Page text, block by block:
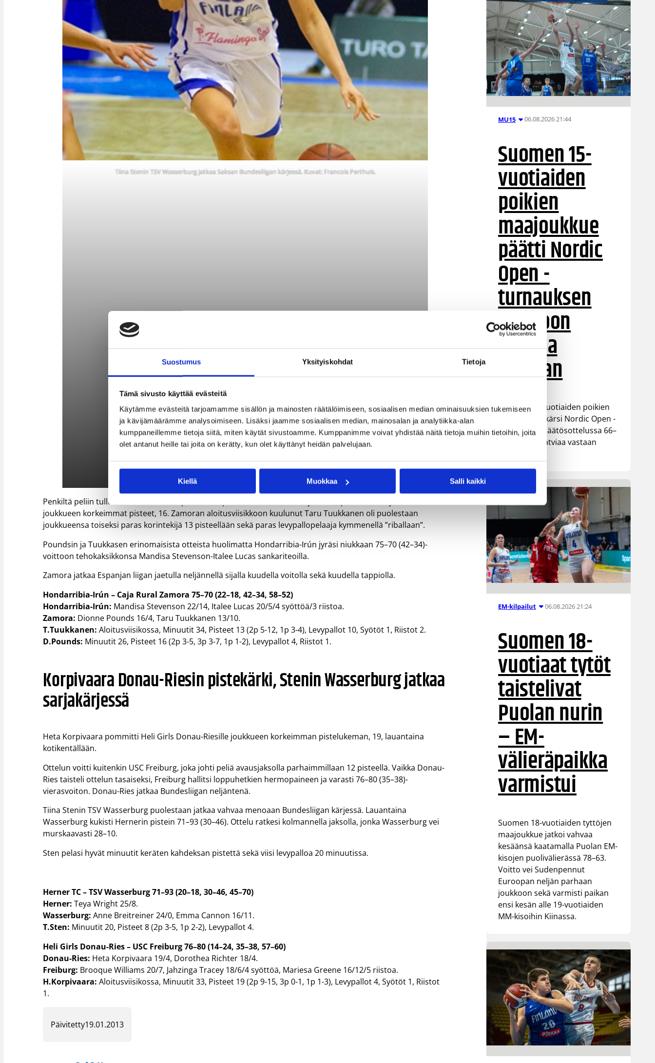
Suostumus Yksityiskohdat Tietoja
Tämä sivusto käyttää evästeitä
Käytämme evästeitä tarjoamamme sisällön ja mainosten räätälöimiseen, sosiaalisen median ominaisuuksien tukemiseen
ja kävijämäärämme analysoimiseen. Lisäksi jaamme sosiaalisen median, mainosalan ja analytiikka-alan
kumppaneillemme tietoja siitä, miten käytät sivustoamme. Kumppanimme voivat yhdistää näitä tietoja muihin tietoihin, joita
olet antanut heille tai joita on kerätty, kun olet käyttänyt heidän palvelujaan.
Kiellä Muokkaa Salli kaikki
Tiina Stenin TSV Wasserburg jatkaa Saksan Bundesliigan kärjessä. Kuvat: Francois Perthuis.
Penkiltä peliin tullut Dionne Pounds upotti kuusi pelitilanneheittoa sekä yhden vapaaheiton kirjaten Zamoralle
joukkueen korkeimmat pisteet, 16. Zamoran aloitusviisikkoon kuulunut Taru Tuukkanen oli puolestaan
joukkueensa toiseksi paras korintekijä 13 pisteellään sekä paras levypallopelaaja kymmenellä ”riballaan”.
Poundsin ja Tuukkasen erinomaisista otteista huolimatta Hondarribia-Irún jyräsi niukkaan 75–70 (42–34)-
voittoon tehokaksikkonsa Mandisa Stevenson-Italee Lucas sankariteoilla.
Zamora jatkaa Espanjan liigan jaetulla neljännellä sijalla kuudella voitolla sekä kuudella tappiolla.
Hondarribia-Irún – Caja Rural Zamora 75–70 (22–18, 42–34, 58–52)
Hondarribia-Irún: Mandisa Stevenson 22/14, Italee Lucas 20/5/4 syöttöä/3 riistoa.
Zamora: Dionne Pounds 16/4, Taru Tuukkanen 13/10.
T.Tuukkanen: Aloitusviisikossa, Minuutit 34, Pisteet 13 (2p 5-12, 1p 3-4), Levypallot 10, Syötöt 1, Riistot 2.
D.Pounds: Minuutit 26, Pisteet 16 (2p 3-5, 3p 3-7, 1p 1-2), Levypallot 4, Riistot 1.
Korpivaara Donau-Riesin pistekärki, Stenin Wasserburg jatkaa
sarjakärjessä
Heta Korpivaara pommitti Heli Girls Donau-Riesille joukkueen korkeimman pistelukeman, 19, lauantaina
kotikentällään.
Ottelun voitti kuitenkin USC Freiburg, joka johti peliä avausjaksolla parhaimmillaan 12 pisteellä. Vaikka Donau-
Ries taisteli ottelun tasaiseksi, Freiburg hallitsi loppuhetkien hermopaineen ja varasti 76–80 (35–38)-
vierasvoiton. Donau-Ries jatkaa Bundesliigan neljäntenä.
Tiina Stenin TSV Wasserburg puolestaan jatkaa vahvaa menoaan Bundesliigan kärjessä. Lauantaina
Wasserburg kukisti Hernerin pistein 71–93 (30–46). Ottelu ratkesi kolmannella jaksolla, jonka Wasserburg vei
murskaavasti 28–10.
Sten pelasi hyvät minuutit keräten kahdeksan pistettä sekä viisi levypalloa 20 minuutissa.
Herner TC – TSV Wasserburg 71–93 (20–18, 30–46, 45–70)
Herner: Teya Wright 25/8.
Wasserburg: Anne Breitreiner 24/0, Emma Cannon 16/11.
T.Sten: Minuutit 20, Pisteet 8 (2p 3-5, 1p 2-2), Levypallot 4.
Heli Girls Donau-Ries – USC Freiburg 76–80 (14–24, 35–38, 57–60)
Donau-Ries: Heta Korpivaara 19/4, Dorothea Richter 18/4.
Freiburg: Brooque Williams 20/7, Jahzinga Tracey 18/6/4 syöttöä, Mariesa Greene 16/12/5 riistoa.
H.Korpivaara: Aloitusviisikossa, Minuutit 33, Pisteet 19 (2p 9-15, 3p 0-1, 1p 1-3), Levypallot 4, Syötöt 1, Riistot
1.
Päivitetty19.01.2013
MU15 06.08.2026 21:44
Suomen 15-
vuotiaiden
poikien
maajoukkue
päätti Nordic
Open -
turnauksen
tappioon
Latviaa
vastaan
Suomen 15-vuotiaiden poikien
maajoukkue kärsi Nordic Open -
turnauksen päätösottelussa 66–
74-tappion Latviaa vastaan
EM-kilpailut 06.08.2026 21:24
Suomen 18-
vuotiaat tytöt
taistelivat
Puolan nurin
– EM-
välieräpaikka
varmistui
Suomen 18-vuotiaiden tyttöjen
maajoukkue jatkoi vahvaa
kesäänsä kaatamalla Puolan EM-
kisojen puolivälierässä 78–63.
Voitto vei Sudenpennut
Euroopan neljän parhaan
joukkoon sekä varmisti paikan
ensi kesän alle 19-vuotiaiden
MM-kisoihin Kiinassa.